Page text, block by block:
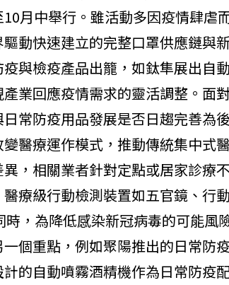
月中舉行。雖活動多因疫情肆虐
驅動快速建立的完整口罩供應鏈與
與檢疫產品出籠，如鈦隼展出自
業回應疫情需求的靈活調整。面
日常防疫用品發展是否日趨完善
醫療運作模式，推動傳統集中式
，相關業者針對定點或居家診療
療級行動檢測裝置如五官鏡、行
為降低感染新冠病毒的可能風
個重點，例如聚陽推出的日常防
的自動噴霧酒精機作為日常防疫